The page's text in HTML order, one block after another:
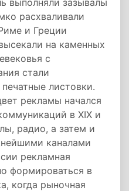
выполняли зазывалы
расхваливали
и Греции
на каменных
с
стали
листовки.
рекламы начался
в XIX и
радио, а затем и
каналами
рекламная
формироваться в
когда рыночная